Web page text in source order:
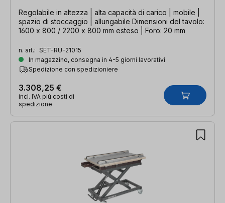
Regolabile in altezza | alta capacità di carico | mobile |
spazio di stoccaggio | allungabile Dimensioni del tavolo:
1600 x 800 / 2200 x 800 mm esteso | Foro: 20 mm
n. art.: SET-RU-21015
In magazzino, consegna in 4-5 giorni lavorativi
Spedizione con spedizioniere
3.308,25 €
incl. IVA più costi di
spedizione